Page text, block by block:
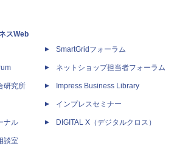
スWeb
研究所
ナル
談室
SmartGridフォーラム
ネットショップ担当者フォーラム
Impress Business Library
インプレスセミナー
DIGITAL X（デジタルクロス）